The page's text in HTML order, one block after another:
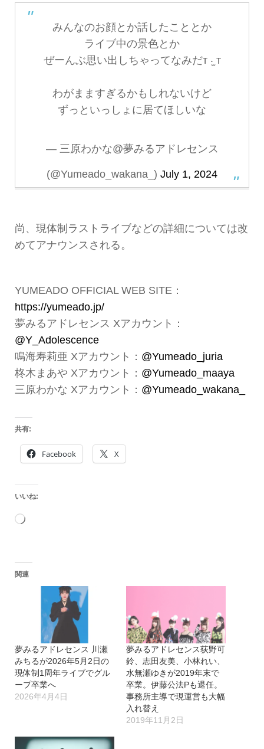
みんなのお顔とか話したこととか
ライブ中の景色とか
ぜーんぶ思い出しちゃってなみだт ‧̫ т
わがまますぎるかもしれないけど
ずっといっしょに居てほしいな
— 三原わかな@夢みるアドレセンス
(@Yumeado_wakana_) July 1, 2024
尚、現体制ラストライブなどの詳細については改
めてアナウンスされる。
YUMEADO OFFICIAL WEB SITE：
https://yumeado.jp/
夢みるアドレセンス Xアカウント：
@Y_Adolescence
鳴海寿莉亜 Xアカウント： @Yumeado_juria
柊木まあや Xアカウント： @Yumeado_maaya
三原わかな Xアカウント： @Yumeado_wakana_
共有:
Facebook X
いいね:
読
込
関連
夢みるアドレセンス 川瀬
みちるが2026年5月2日の
現体制1周年ライブでグル
ープ卒業へ
2026年4月4日
夢みるアドレセンス荻野可
鈴、志田友美、小林れい、
水無瀬ゆきが2019年末で
卒業。伊藤公法Pも退任。
事務所主導で現運営も大幅
入れ替え
2019年11月2日